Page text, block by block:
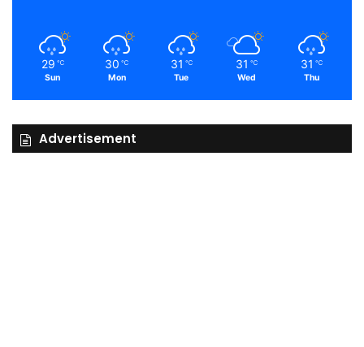
29 ℃
Sun
30 ℃
Mon
31 ℃
Tue
31 ℃
Wed
31 ℃
Thu
Advertisement